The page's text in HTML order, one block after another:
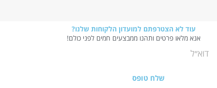
עוד לא הצטרפתם למועדון הלקוחות שלנו?
אנא מלאו פרטים ותהנו ממבצעים חמים לפני כולם!
שלח טופס